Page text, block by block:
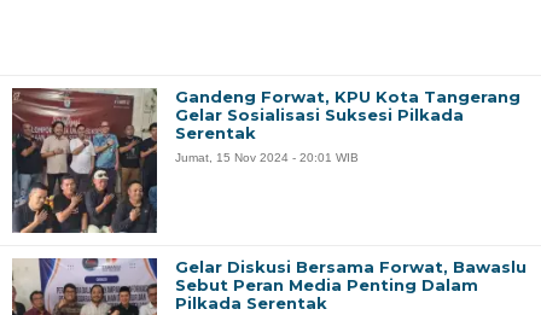
Gandeng Forwat, KPU Kota Tangerang
Gelar Sosialisasi Suksesi Pilkada
Serentak
Jumat, 15 Nov 2024 - 20:01 WIB
Gelar Diskusi Bersama Forwat, Bawaslu
Sebut Peran Media Penting Dalam
Pilkada Serentak